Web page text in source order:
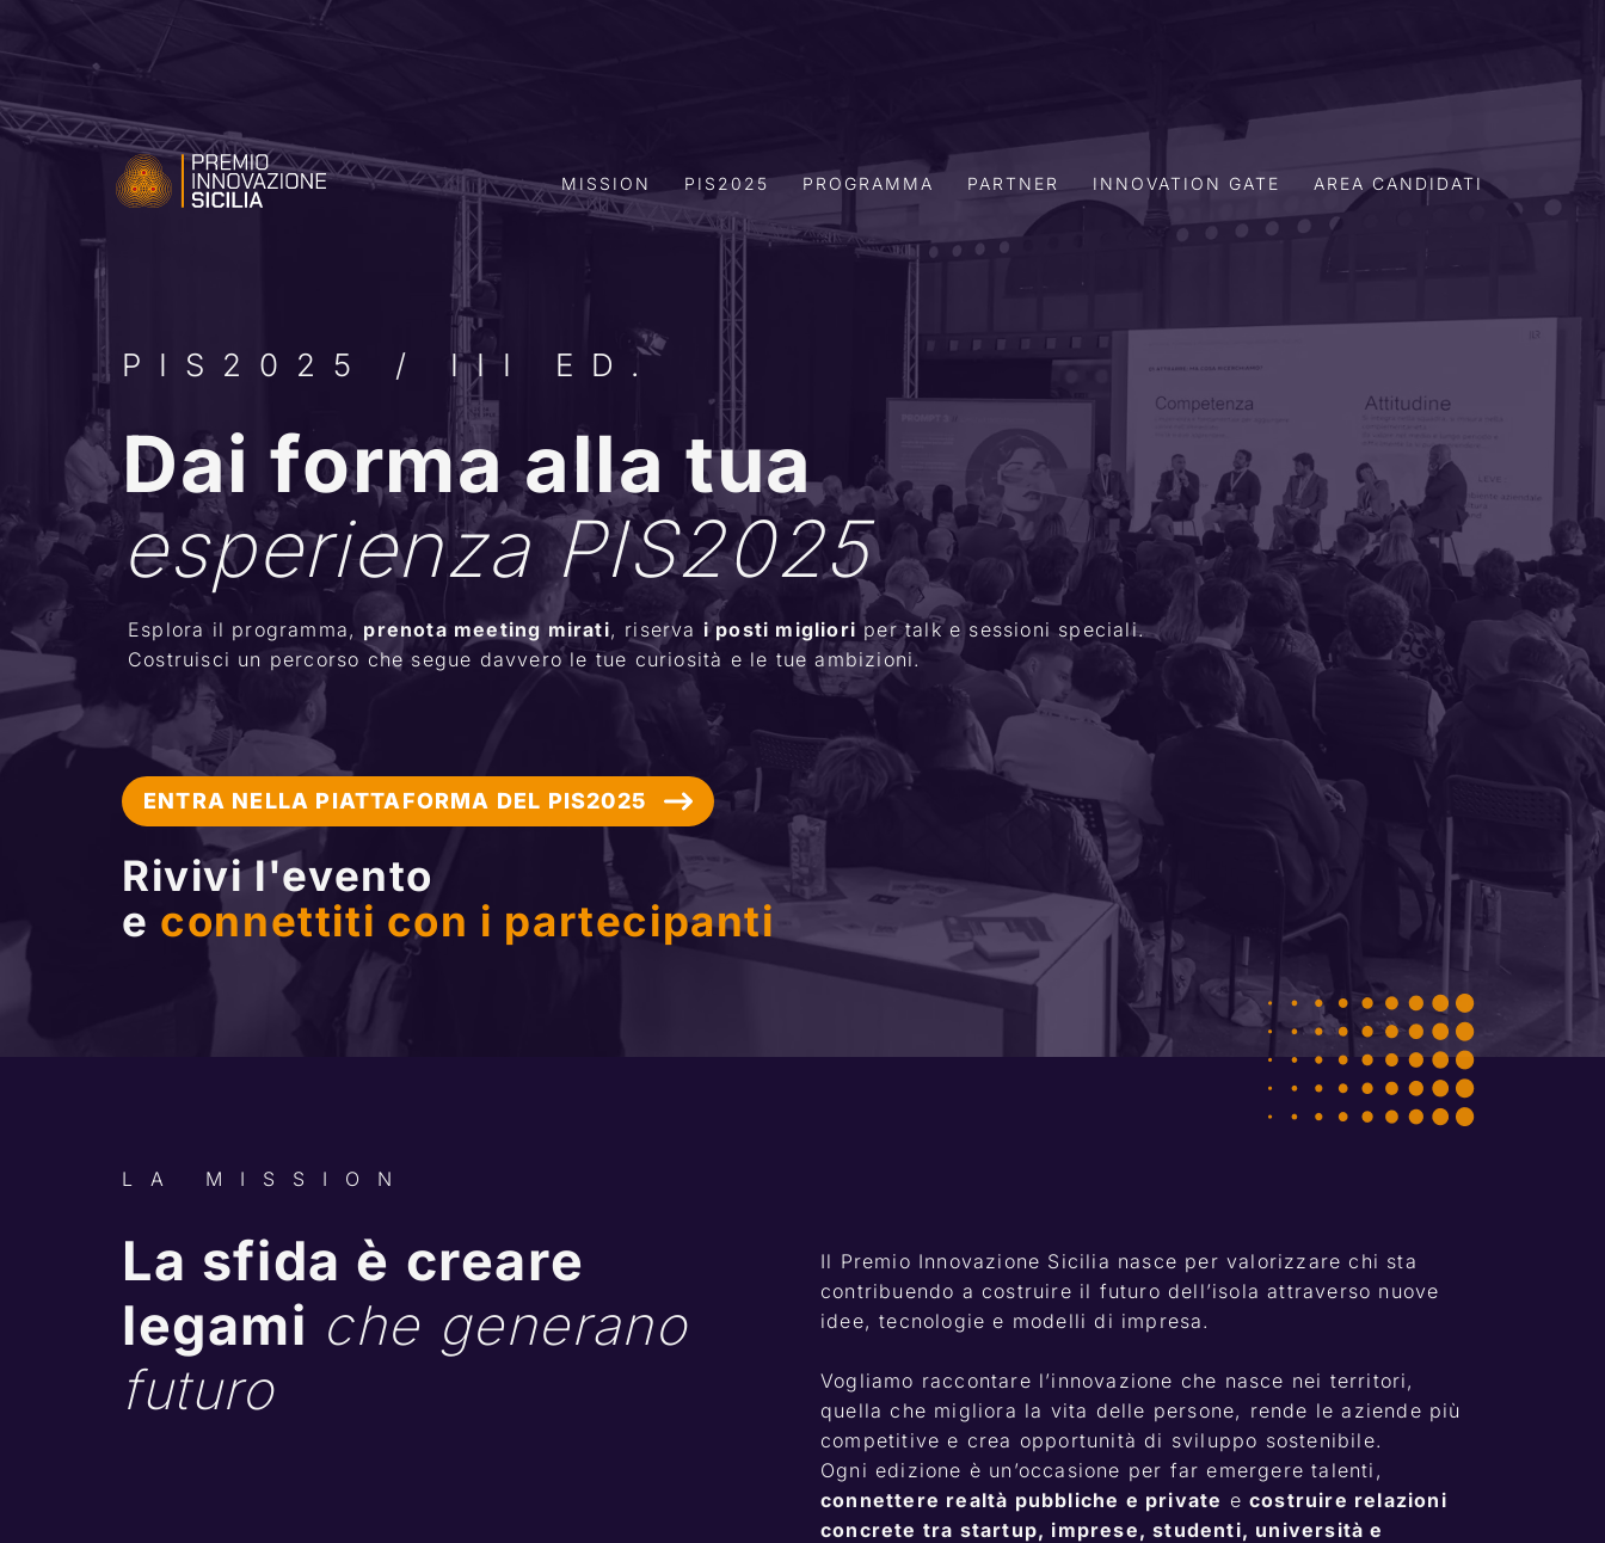
MISSION PIS2025 PROGRAMMA PARTNER INNOVATION GATE AREA CANDIDATI
PIS2025 / III ED.
Dai forma alla tua
esperienza PIS2025
Esplora il programma, prenota meeting mirati, riserva i posti migliori per talk e sessioni speciali.
Costruisci un percorso che segue davvero le tue curiosità e le tue ambizioni.
ENTRA NELLA PIATTAFORMA DEL PIS2025
Rivivi l'evento
e connettiti con i partecipanti
LA MISSION
La sfida è creare
legami che generano
futuro
Il Premio Innovazione Sicilia nasce per valorizzare chi sta
contribuendo a costruire il futuro dell’isola attraverso nuove
idee, tecnologie e modelli di impresa.
Vogliamo raccontare l’innovazione che nasce nei territori,
quella che migliora la vita delle persone, rende le aziende più
competitive e crea opportunità di sviluppo sostenibile.
connettere realtà pubbliche e private e costruire relazioni
concrete tra startup, imprese, studenti, università e